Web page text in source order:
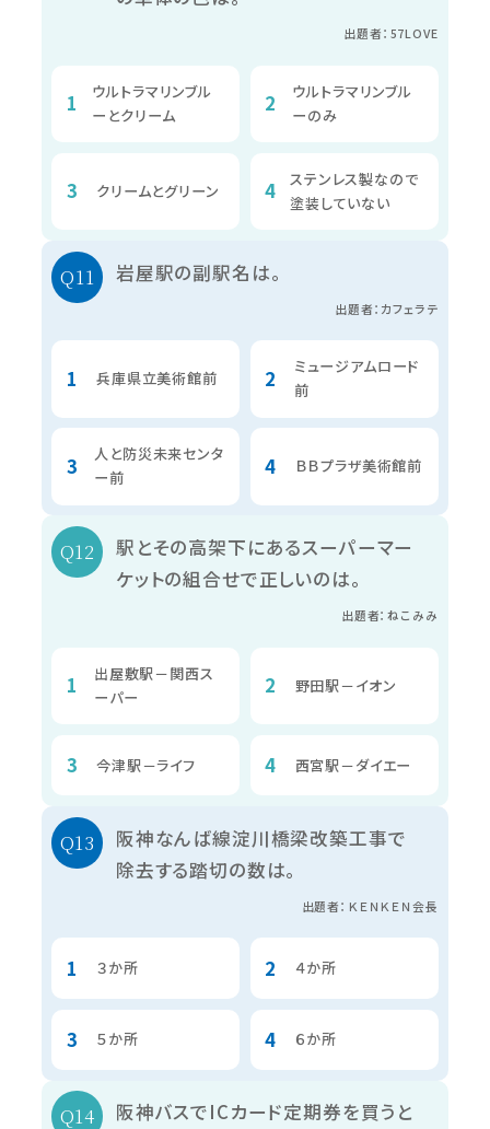
出題者：57LOVE
ウルトラマリンブル
ーとクリーム
ウルトラマリンブル
ーのみ
クリームとグリーン
ステンレス製なので
塗装していない
岩屋駅の副駅名は。
出題者：カフェラテ
兵庫県立美術館前
ミュージアムロード
前
人と防災未来センタ
ー前
ＢＢプラザ美術館前
駅とその高架下にあるスーパーマー
ケットの組合せで正しいのは。
出題者：ねこみみ
出屋敷駅－関西ス
ーパー
野田駅－イオン
今津駅－ライフ 西宮駅－ダイエー
阪神なんば線淀川橋梁改築工事で
除去する踏切の数は。
出題者：ＫＥＮＫＥＮ会長
３か所 ４か所
５か所 ６か所
阪神バスでICカード定期券を買うと